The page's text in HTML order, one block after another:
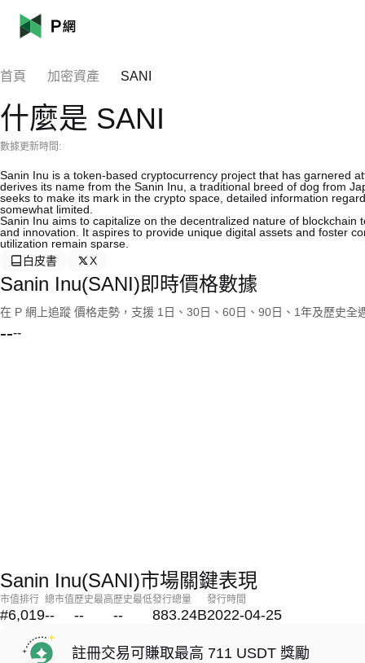
首頁 加密資產 SANI
什麼是 SANI
數據更新時間:
Sanin Inu is a token-based cryptocurrency project that has garnered
derives its name from the Sanin Inu, a traditional breed of dog from
seeks to make its mark in the crypto space, detailed information
somewhat limited.
Sanin Inu aims to capitalize on the decentralized nature of
and innovation. It aspires to provide unique digital assets and foster
utilization remain sparse.
白皮書
X
Sanin Inu(SANI)即時價格數據
在 P 網上追蹤 價格走勢，支援 1日、30日、60日、90日、1年及歷史全
----
Sanin Inu(SANI)市場關鍵表現
市值排行
#6,019
總市值
--
歷史最高
--
歷史最低
--
發行總量
883.24B
發行時間
2022-04-25
註冊交易可賺取最高 711 USDT 獎勵